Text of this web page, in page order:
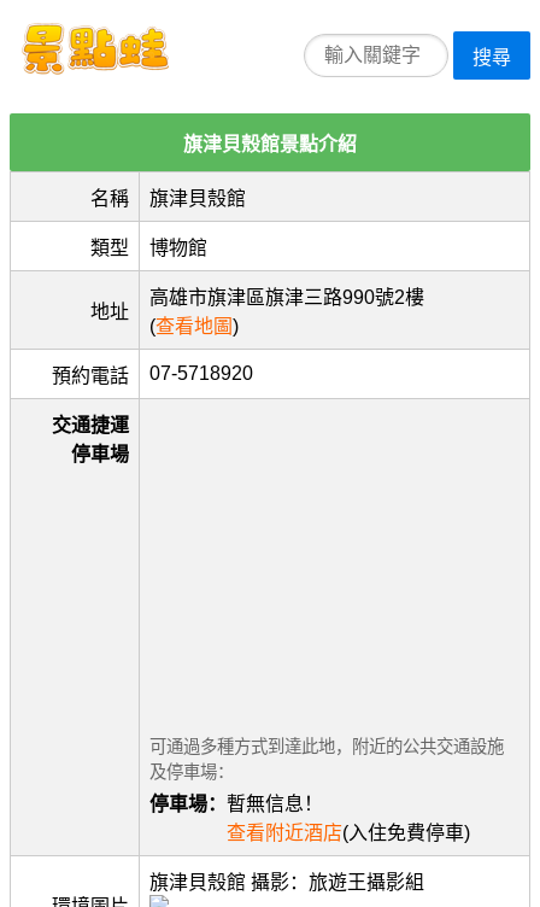
搜尋
旗津貝殼館景點介紹
名稱 旗津貝殼館
類型 博物館
地址
高雄市旗津區旗津三路990號2樓
(查看地圖)
預約電話 07-5718920
交通捷運
停車場
可通過多種方式到達此地，附近的公共交通設施
及停車場：
停車場： 暫無信息！
查看附近酒店(入住免費停車)
旗津貝殼館 攝影：旅遊王攝影組